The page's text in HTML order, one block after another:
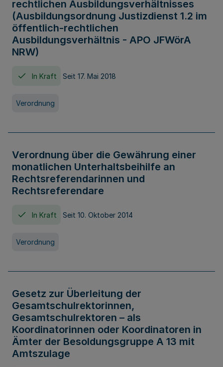
rechtlichen Ausbildungsverhältnisses
(Ausbildungsordnung Justizdienst 1.2 im
öffentlich-rechtlichen
Ausbildungsverhältnis - APO JFWörA
NRW)
In Kraft Seit 17. Mai 2018
Verordnung
Verordnung über die Gewährung einer
monatlichen Unterhaltsbeihilfe an
Rechtsreferendarinnen und
Rechtsreferendare
In Kraft Seit 10. Oktober 2014
Verordnung
Gesetz zur Überleitung der
Gesamtschulrektorinnen,
Gesamtschulrektoren – als
Koordinatorinnen oder Koordinatoren in
Ämter der Besoldungsgruppe A 13 mit
Amtszulage